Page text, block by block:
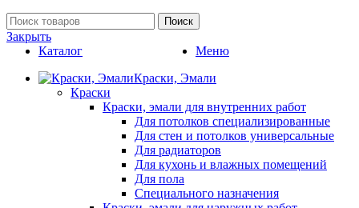
Поиск
Закрыть
Меню
Каталог
Краски, Эмали
Краски
Краски, эмали для внутренних работ
Для потолков специализированные
Для стен и потолков универсальные
Для радиаторов
Для кухонь и влажных помещений
Для пола
Специального назначения